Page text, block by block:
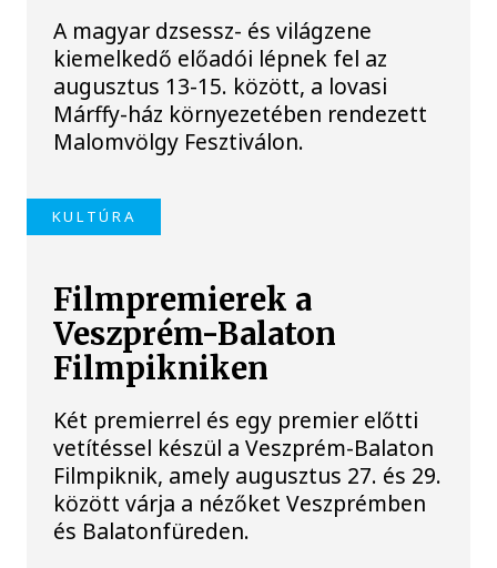
A magyar dzsessz- és világzene
kiemelkedő előadói lépnek fel az
augusztus 13-15. között, a lovasi
Márffy-ház környezetében rendezett
Malomvölgy Fesztiválon.
KULTÚRA
Filmpremierek a
Veszprém-Balaton
Filmpikniken
Két premierrel és egy premier előtti
vetítéssel készül a Veszprém-Balaton
Filmpiknik, amely augusztus 27. és 29.
között várja a nézőket Veszprémben
és Balatonfüreden.